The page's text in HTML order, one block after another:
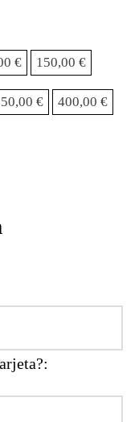
€ 150,00 €
€ 400,00 €